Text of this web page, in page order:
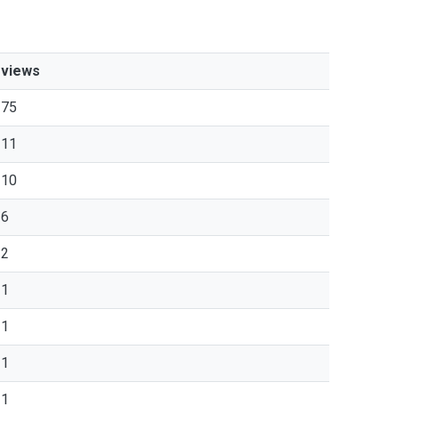
views
75
11
10
6
2
1
1
1
1